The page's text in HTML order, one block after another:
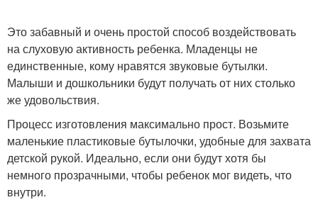
Это забавный и очень простой способ воздействовать
на слуховую активность ребенка. Младенцы не
единственные, кому нравятся звуковые бутылки.
Малыши и дошкольники будут получать от них столько
же удовольствия.
Процесс изготовления максимально прост. Возьмите
маленькие пластиковые бутылочки, удобные для захвата
детской рукой. Идеально, если они будут хотя бы
немного прозрачными, чтобы ребенок мог видеть, что
внутри.